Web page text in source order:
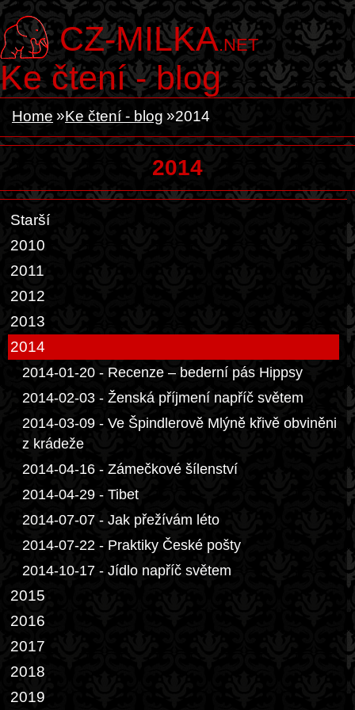
CZ-MILKA.NET
Ke čtení - blog
Home Ke čtení - blog 2014
2014
Starší
2010
2011
2012
2013
2014
2014-01-20 - Recenze – bederní pás Hippsy
2014-02-03 - Ženská příjmení napříč světem
2014-03-09 - Ve Špindlerově Mlýně křivě obviněni
z krádeže
2014-04-16 - Zámečkové šílenství
2014-04-29 - Tibet
2014-07-07 - Jak přežívám léto
2014-07-22 - Praktiky České pošty
2014-10-17 - Jídlo napříč světem
2015
2016
2017
2018
2019